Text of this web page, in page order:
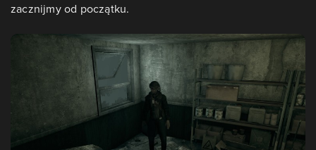
zacznijmy od początku.